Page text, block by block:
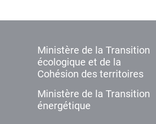
Ministère de la Transition
écologique et de la
Cohésion des territoires
Ministère de la Transition
énergétique